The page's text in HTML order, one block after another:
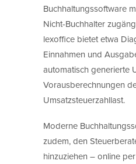
Buchhaltungssoftware
Nicht-Buchhalter
lexoffice bietet etwa
Einnahmen und
automatisch generierte
Vorausberechnungen
Umsatzsteuerzahllast.
Moderne
zudem, den
hinzuziehen – online per